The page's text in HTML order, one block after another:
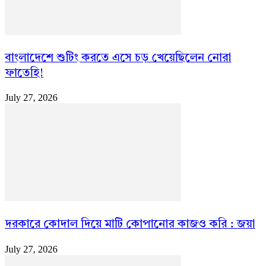
বাংলাদেশে শুটিং করতে এসে চড় খেয়েছিলেন নোরা
ফাতেহি!
July 27, 2026
দরকারে কোদাল দিয়ে মাটি কোপানোর কাজও করি : জয়া
July 27, 2026